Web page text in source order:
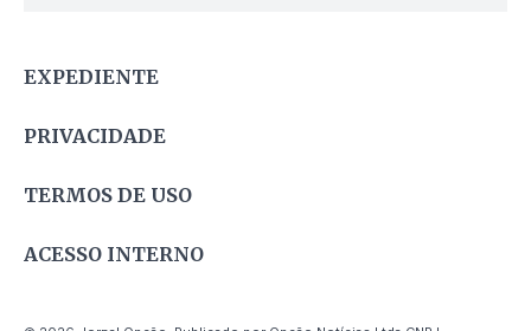
EXPEDIENTE
PRIVACIDADE
TERMOS DE USO
ACESSO INTERNO